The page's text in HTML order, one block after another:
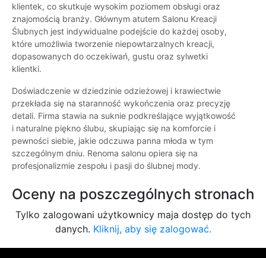
klientek, co skutkuje wysokim poziomem obsługi oraz
znajomością branży. Głównym atutem Salonu Kreacji
Ślubnych jest indywidualne podejście do każdej osoby,
które umożliwia tworzenie niepowtarzalnych kreacji,
dopasowanych do oczekiwań, gustu oraz sylwetki
klientki.
Doświadczenie w dziedzinie odzieżowej i krawiectwie
przekłada się na staranność wykończenia oraz precyzję
detali. Firma stawia na suknie podkreślające wyjątkowość
i naturalne piękno ślubu, skupiając się na komforcie i
pewności siebie, jakie odczuwa panna młoda w tym
szczególnym dniu. Renoma salonu opiera się na
profesjonalizmie zespołu i pasji do ślubnej mody.
Oceny na poszczególnych stronach
Tylko zalogowani użytkownicy maja dostęp do tych
danych. Kliknij, aby się zalogować.